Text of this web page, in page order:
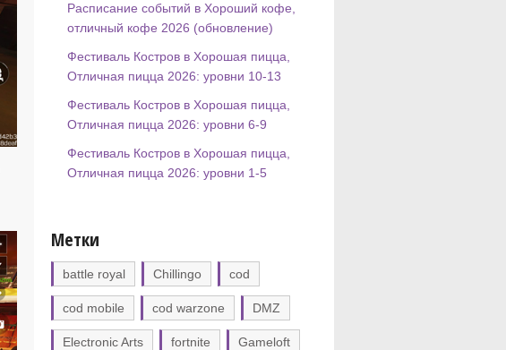
Расписание событий в Хороший кофе,
отличный кофе 2026 (обновление)
Фестиваль Костров в Хорошая пицца,
Отличная пицца 2026: уровни 10-13
Фестиваль Костров в Хорошая пицца,
Отличная пицца 2026: уровни 6-9
Фестиваль Костров в Хорошая пицца,
Отличная пицца 2026: уровни 1-5
Метки
battle royal Chillingo cod
cod mobile cod warzone DMZ
Electronic Arts fortnite Gameloft